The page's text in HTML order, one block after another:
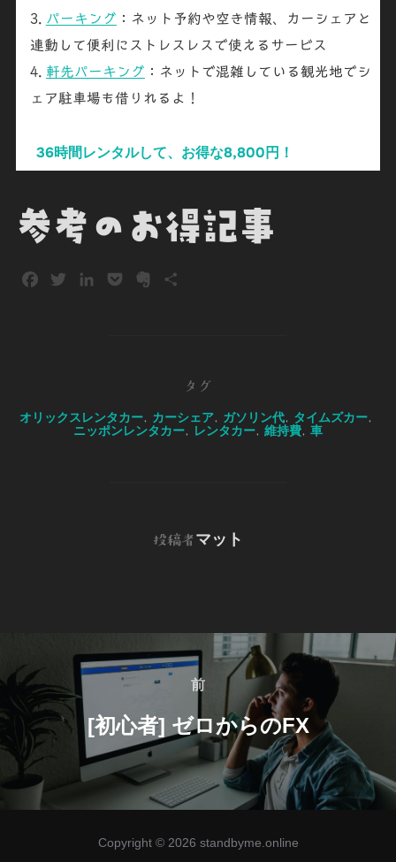
パーキング ：ネット予約や空き情報、カーシェアと
連動して便利にストレスレスで使えるサービス
軒先パーキング ：ネットで混雑している観光地でシ
ェア駐車場も借りれるよ！
36時間レンタルして、お得な8,800円！
参考のお得記事
n
e
タグ
オリックスレンタカー, カーシェア, ガソリン代, タイムズカー,
ニッポンレンタカー, レンタカー, 維持費, 車
投稿者
投稿者 マット
稿
ナ
ビ
ゲ
ー
前
前
[初心者] ゼロからのFX
Copyright © 2026 standbyme.online